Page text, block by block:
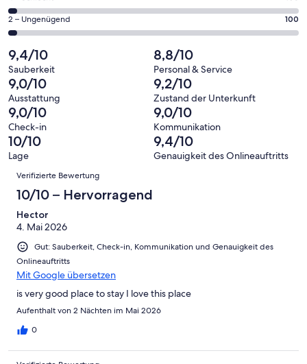
haben
eine
Bewertung
von
10
-
Hervorragend
Gästebewertungen
haben
Bewertung
von
8
-
Gut
insgesamt
3447
Gästebewertungen
haben
eine
Bewertung
von
6
-
Okay
von
insgesamt
Gästebewertungen
haben
eine
Bewertung
von
4
-
Schlecht
100
von
insgesamt
3447
Gästebewertungen
haben
eine
Bewertung
von
2
Ungenügend
2 – Ungenügend 100
9,4/10
Sauberkeit
8,8/10
Personal & Service
9,0/10
Ausstattung
9,2/10
Zustand der Unterkunft
9,0/10
Check-in
9,0/10
Kommunikation
10/10
Lage
9,4/10
Genauigkeit des Onlineauftritts
Bewertungen
Verifizierte Bewertung
10/10 – Hervorragend
Hector
4. Mai 2026
Gut: Sauberkeit, Check-in, Kommunikation und Genauigkeit des
Onlineauftritts
Mit Google übersetzen
is very good place to stay I love this place
Aufenthalt von 2 Nächten im Mai 2026
0